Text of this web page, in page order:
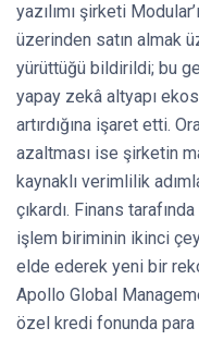
yazılımı şirketi
üzerinden satın almak
yürüttüğü bildirildi; bu
yapay zekâ altyapı
artırdığına işaret etti.
azaltması ise şirketin
kaynaklı verimlilik
çıkardı. Finans
işlem biriminin ikinci
elde ederek yeni bir
Apollo Global
özel kredi fonunda